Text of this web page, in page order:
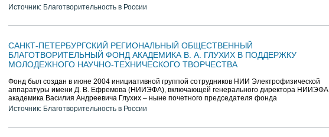
Источник: Благотворительность в России
САНКТ-ПЕТЕРБУРГСКИЙ РЕГИОНАЛЬНЫЙ ОБЩЕСТВЕННЫЙ
БЛАГОТВОРИТЕЛЬНЫЙ ФОНД АКАДЕМИКА В. А. ГЛУХИХ В ПОДДЕРЖКУ
МОЛОДЕЖНОГО НАУЧНО-ТЕХНИЧЕСКОГО ТВОРЧЕСТВА
Фонд был создан в июне 2004 инициативной группой сотрудников НИИ Электрофизической
аппаратуры имени Д. В. Ефремова (НИИЭФА), включающей генерального директора НИИЭФА
академика Василия Андреевича Глухих – ныне почетного председателя фонда
Источник: Благотворительность в России